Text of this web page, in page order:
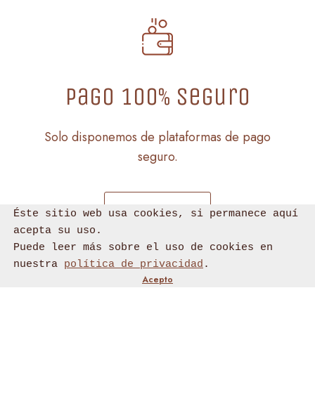
Pago 100% seguro
Solo disponemos de plataformas de pago
seguro.
Ver productos
Éste sitio web usa cookies, si permanece aquí
acepta su uso.
Puede leer más sobre el uso de cookies en
nuestra política de privacidad .
Acepto